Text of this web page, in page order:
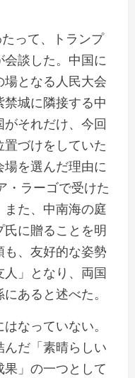
って、トランプ
談した。中国に
となる人民大会
城に隣接する中
それだけ、今回
づけをしていた
を選んだ理由に
・ラーゴで受けた
た、中南海の庭
に贈ることを明
も、友好的な姿勢
」となり、両国
あると述べた。
なっていない。
んだ「素晴らしい
」の一つとして